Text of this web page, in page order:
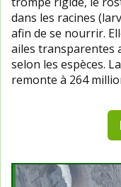
dans les racines
afin de se nourrir.
ailes transparentes
selon les espèces.
remonte à 264